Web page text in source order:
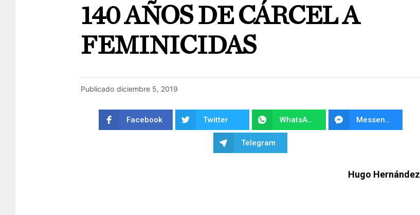
140 AÑOS DE CÁRCEL A
FEMINICIDAS
Publicado diciembre 5, 2019
Facebook Twitter WhatsApp Messenger
Telegram
Hugo Hernández